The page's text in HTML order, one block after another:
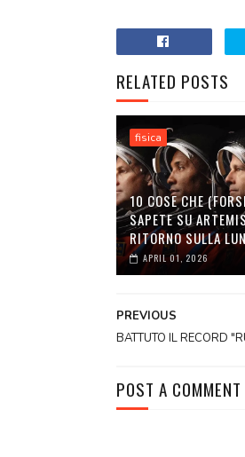
RELATED POSTS
fisica
10 COSE CHE
SAPETE SU
RITORNO SULLA
APRIL 01, 2026
PREVIOUS
BATTUTO IL RECORD
POST A COMMENT